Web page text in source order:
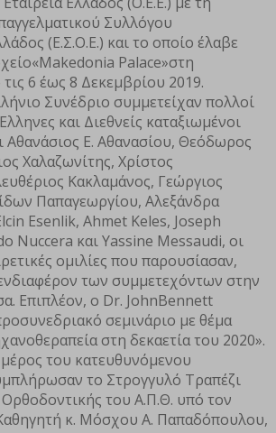
Συλλόγου
(Ε.Σ.Ο.Ε.) και το οποίο έλαβε
Palace»στη
6 έως 8 Δεκεμβρίου 2019.
Συνέδριο συμμετείχαν πολλοί
και Διεθνείς καταξιωμένοι
Αθανάσιος Ε. Αθανασίου, Θεόδωρος
Χαλαζωνίτης, Χρίστος
Κακλαμάνος, Γεώργιος
Παπαγεωργίου, Αλεξάνδρα
Esenlik, Ahmet Keles, Joseph
Nuccera και Yassine Messaudi, οι
ομιλίες που παρουσίασαν,
των συμμετεχόντων στην
Επιπλέον, ο Dr. JohnBennett
σεμινάριο με θέμα
στη δεκαετία του 2020».
του κατευθυνόμενου
το Στρογγυλό Τραπέζι
του Α.Π.Θ. υπό τον
κ. Μόσχου Α. Παπαδόπουλου,